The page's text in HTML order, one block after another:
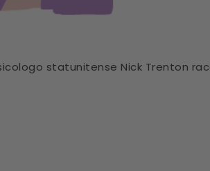
statunitense Nick Trenton